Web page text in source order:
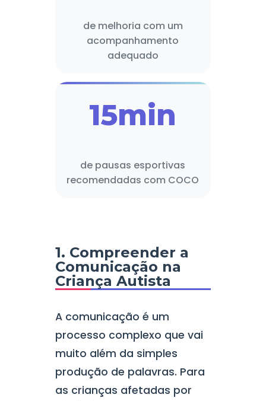
de melhoria com um
acompanhamento
adequado
15min
de pausas esportivas
recomendadas com COCO
1. Compreender a
Comunicação na
Criança Autista
A comunicação é um
processo complexo que vai
muito além da simples
produção de palavras. Para
as crianças afetadas por